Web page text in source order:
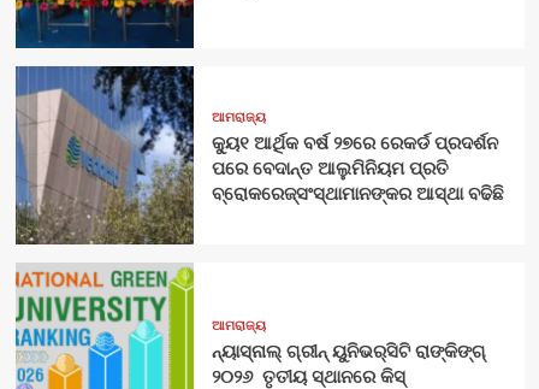
ଆମରାଜ୍ୟ
କ୍ୟୁ୧ ଆର୍ଥିକ ବର୍ଷ ୨୭ରେ ରେକର୍ଡ ପ୍ରଦର୍ଶନ
ପରେ ବେଦାନ୍ତ ଆଲୁମିନିୟମ ପ୍ରତି
ବ୍ରୋକରେଜ୍‌ସଂସ୍ଥାମାନଙ୍କର ଆସ୍ଥା ବଢିଛି
ଆମରାଜ୍ୟ
ନ୍ୟାସ୍‍ନାଲ୍‍ ଗ୍ରୀନ୍ ୟୁନିଭର୍‍ସିଟି ରାଙ୍କିଙ୍ଗ୍‌
୨୦୨୬ ତୃତୀୟ ସ୍ଥାନରେ କିସ୍